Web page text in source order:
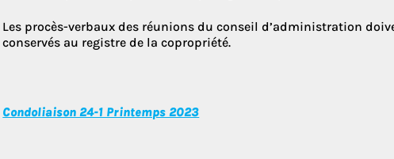
Les procès-verbaux des réunions du conseil d’administration
conservés au registre de la copropriété.
Condoliaison 24-1 Printemps 2023